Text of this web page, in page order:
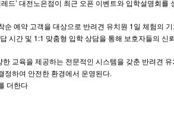
드’ 대전노은점이 최근 오픈 이벤트와 입학설명회를
예약 고객을 대상으로 반려견 유치원 1일 체험의
시간 및 1:1 맞춤형 입학 상담을 통해 보호자들의 신
교육을 제공하는 전문적인 시스템을 갖춘 반려견
정하여 안전한 환경에서 운영된다.
더한다